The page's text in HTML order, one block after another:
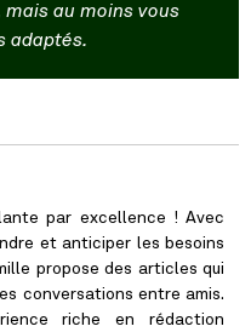
au moins vous
adaptés.
par excellence ! Avec
et anticiper les besoins
propose des articles qui
conversations entre amis.
riche en rédaction